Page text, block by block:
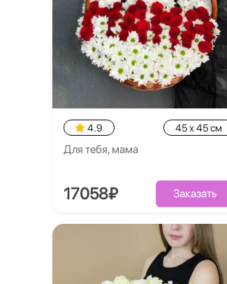
4.9 45 x 45 см
Для тебя, мама
17058₽ Заказать